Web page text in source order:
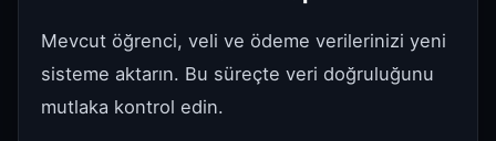
Mevcut öğrenci, veli ve ödeme verilerinizi yeni
sisteme aktarın. Bu süreçte veri doğruluğunu
mutlaka kontrol edin.